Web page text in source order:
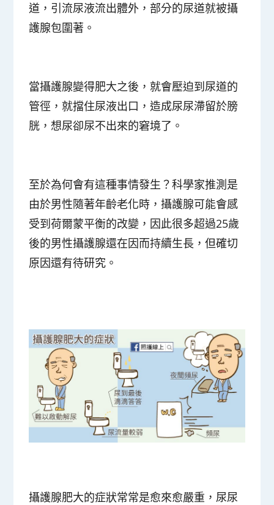
道，引流尿液流出體外，部分的尿道就被攝
護腺包圍著。
當攝護腺變得肥大之後，就會壓迫到尿道的
管徑，就擋住尿液出口，造成尿尿滯留於膀
胱，想尿卻尿不出來的窘境了。
至於為何會有這種事情發生？科學家推測是
由於男性隨著年齡老化時，攝護腺可能會感
受到荷爾蒙平衡的改變，因此很多超過25歲
後的男性攝護腺還在因而持續生長，但確切
原因還有待研究。
攝護腺肥大的症狀常常是愈來愈嚴重，尿尿